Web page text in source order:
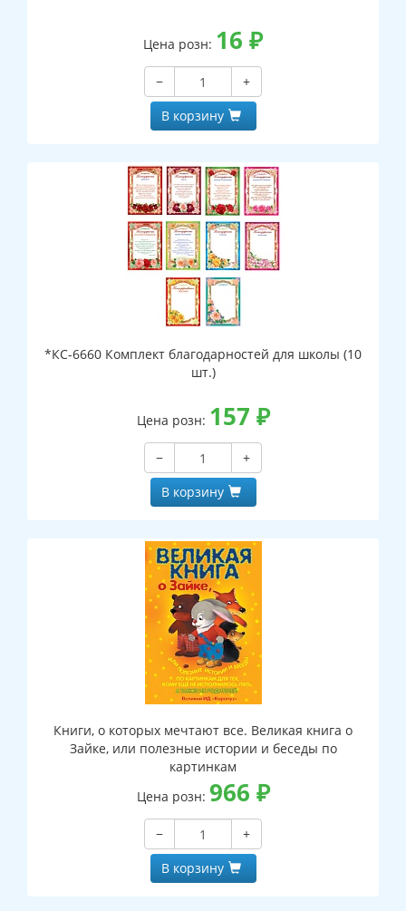
Цена розн: 16 ₽
−
+
В корзину
*КС-6660 Комплект благодарностей для школы (10
шт.)
Цена розн: 157 ₽
−
+
В корзину
Книги, о которых мечтают все. Великая книга о
Зайке, или полезные истории и беседы по
картинкам
Цена розн: 966 ₽
−
+
В корзину